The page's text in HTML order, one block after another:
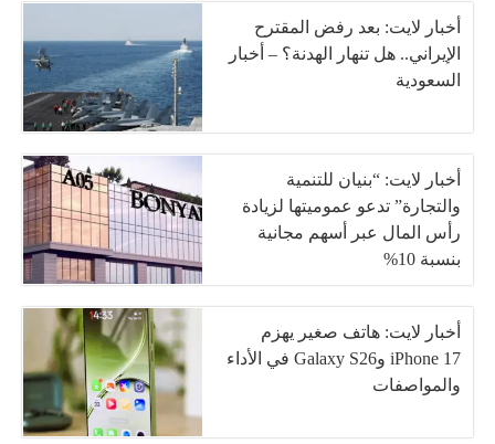
أخبار لايت: بعد رفض المقترح
الإيراني.. هل تنهار الهدنة؟ – أخبار
السعودية
أخبار لايت: “بنيان للتنمية
والتجارة” تدعو عموميتها لزيادة
رأس المال عبر أسهم مجانية
بنسبة 10%
أخبار لايت: هاتف صغير يهزم
iPhone 17 وGalaxy S26 في الأداء
والمواصفات